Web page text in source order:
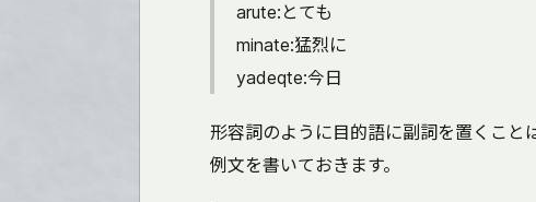
arute:とても
minate:猛烈に
yadeqte:今日
形容詞のように目的語に副詞を置くこと
例文を書いておきます。